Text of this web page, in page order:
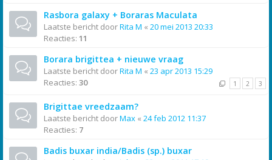
Rasbora galaxy + Boraras Maculata
Laatste bericht doorRita M « 20 mei 2013 20:33
Reacties: 11
Borara brigittea + nieuwe vraag
Laatste bericht doorRita M « 23 apr 2013 15:29
Reacties: 30 1 2 3
Brigittae vreedzaam?
Laatste bericht doorMax « 24 feb 2012 11:37
Reacties: 7
Badis buxar india/Badis (sp.) buxar